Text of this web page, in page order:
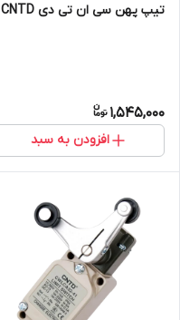
تیپ پهن سی ان تی دی CNTD
1,545,000
افزودن به سبد